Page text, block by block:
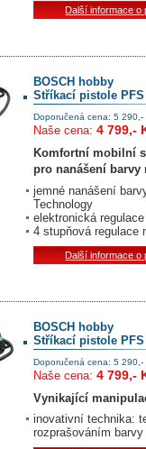
Další informace o
BOSCH hobby
Stříkací pistole PFS
Doporučená cena: 5 290,-
Naše cena: 4 799,-
Komfortní mobilní
pro nanášení barvy
jemné nanášení
Technology
elektronická
4 stupňová regulace
Další informace o
BOSCH hobby
Stříkací pistole
Doporučená cena: 5 290,-
Naše cena: 4 799,-
Vynikající
inovativní technika:
rozprašováním